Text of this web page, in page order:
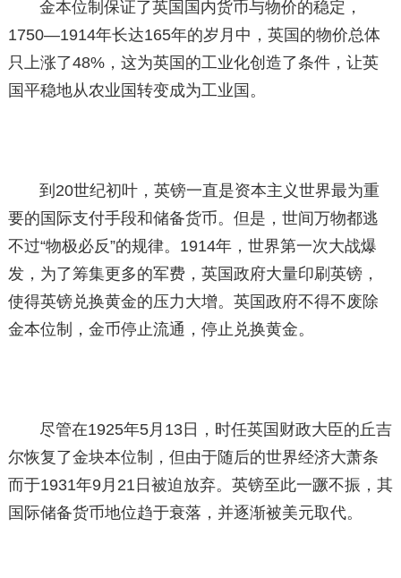
金本位制保证了英国国内货币与物价的稳定，
1750—1914年长达165年的岁月中，英国的物价总体
只上涨了48%，这为英国的工业化创造了条件，让英
国平稳地从农业国转变成为工业国。
到20世纪初叶，英镑一直是资本主义世界最为重
要的国际支付手段和储备货币。但是，世间万物都逃
不过“物极必反”的规律。1914年，世界第一次大战爆
发，为了筹集更多的军费，英国政府大量印刷英镑，
使得英镑兑换黄金的压力大增。英国政府不得不废除
金本位制，金币停止流通，停止兑换黄金。
尽管在1925年5月13日，时任英国财政大臣的丘吉
尔恢复了金块本位制，但由于随后的世界经济大萧条
而于1931年9月21日被迫放弃。英镑至此一蹶不振，其
国际储备货币地位趋于衰落，并逐渐被美元取代。